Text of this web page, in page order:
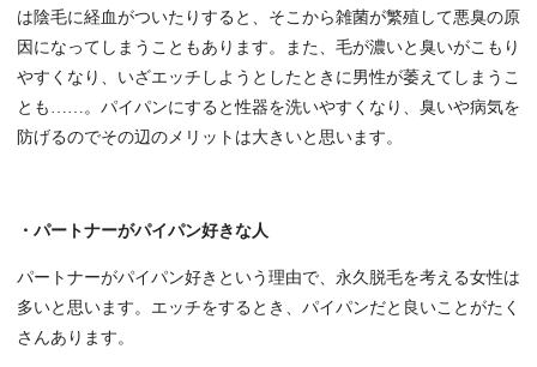
は陰毛に経血がついたりすると、そこから雑菌が繁殖して悪臭の原
因になってしまうこともあります。また、毛が濃いと臭いがこもり
やすくなり、いざエッチしようとしたときに男性が萎えてしまうこ
とも……。パイパンにすると性器を洗いやすくなり、臭いや病気を
防げるのでその辺のメリットは大きいと思います。
・パートナーがパイパン好きな人
パートナーがパイパン好きという理由で、永久脱毛を考える女性は
多いと思います。エッチをするとき、パイパンだと良いことがたく
さんあります。